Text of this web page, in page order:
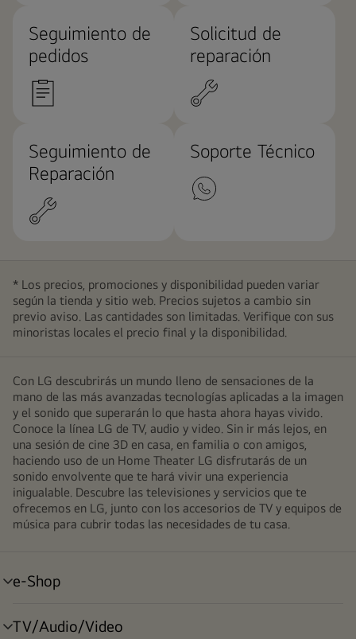
Seguimiento de
pedidos
Solicitud de
reparación
Seguimiento de
Reparación
Soporte Técnico
* Los precios, promociones y disponibilidad pueden variar
según la tienda y sitio web. Precios sujetos a cambio sin
previo aviso. Las cantidades son limitadas. Verifique con sus
minoristas locales el precio final y la disponibilidad.
Con LG descubrirás un mundo lleno de sensaciones de la
mano de las más avanzadas tecnologías aplicadas a la imagen
y el sonido que superarán lo que hasta ahora hayas vivido.
Conoce la línea LG de TV, audio y video. Sin ir más lejos, en
una sesión de cine 3D en casa, en familia o con amigos,
haciendo uso de un Home Theater LG disfrutarás de un
sonido envolvente que te hará vivir una experiencia
inigualable. Descubre las televisiones y servicios que te
ofrecemos en LG, junto con los accesorios de TV y equipos de
música para cubrir todas las necesidades de tu casa.
e-Shop
alternar
TV/Audio/Video
alternar